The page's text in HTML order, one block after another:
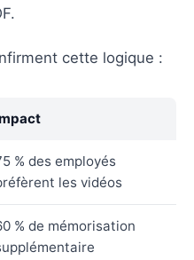
cette logique :
% des employés
les vidéos
% de mémorisation